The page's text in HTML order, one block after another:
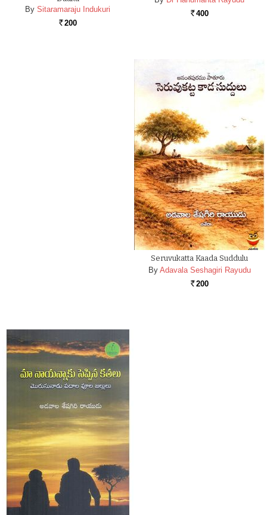
By Sitaramaraju Indukuri
Rs. 200
Rs. 400
Seruvukatta Kaada Suddulu
By Adavala Seshagiri Rayudu
Rs. 200